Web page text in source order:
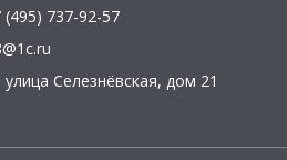
(495) 737-92-57
улица Селезнёвская, дом 21